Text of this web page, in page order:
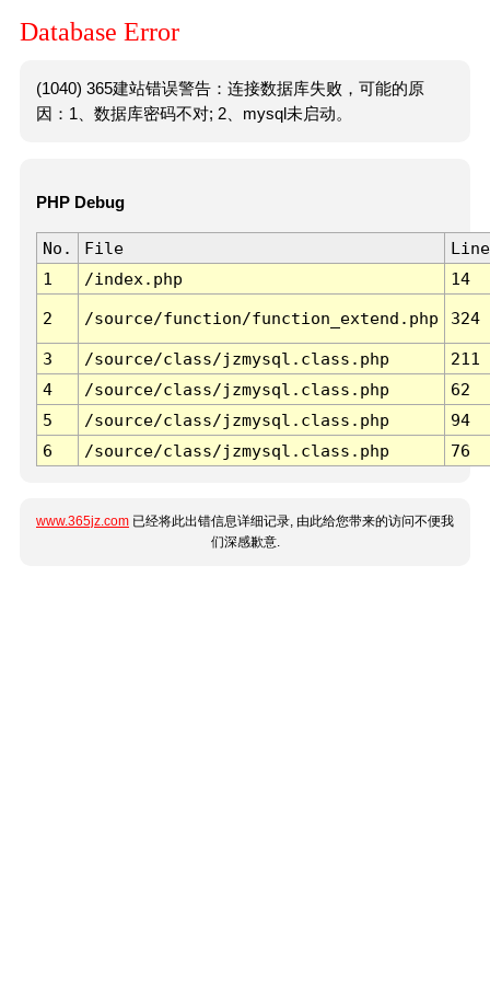
Database Error
(1040) 365建站错误警告：连接数据库失败，可能的原
因：1、数据库密码不对; 2、mysql未启动。
PHP Debug
No. File
Line
1
/index.php 14
2 /source/function/function_extend.php 324
3 /source/class/jzmysql.class.php
211
4
/source/class/jzmysql.class.php
62
5
/source/class/jzmysql.class.php
94
6
/source/class/jzmysql.class.php 76
www.365jz.com 已经将此出错信息详细记录, 由此给您带来的访问不便我
们深感歉意.